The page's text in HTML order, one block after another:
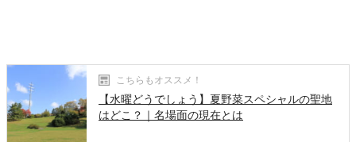
こちらもオススメ！
【水曜どうでしょう】夏野菜スペシャルの聖地
はどこ？｜名場面の現在とは